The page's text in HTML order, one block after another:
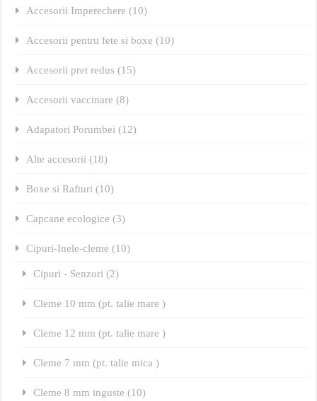
Accesorii Imperechere (10)
Accesorii pentru fete si boxe (10)
Accesorii pret redus (15)
Accesorii vaccinare (8)
Adapatori Porumbei (12)
Alte accesorii (18)
Boxe si Rafturi (10)
Capcane ecologice (3)
Cipuri-Inele-cleme (10)
Cipuri - Senzori (2)
Cleme 10 mm (pt. talie mare )
Cleme 12 mm (pt. talie mare )
Cleme 7 mm (pt. talie mica )
Cleme 8 mm inguste (10)